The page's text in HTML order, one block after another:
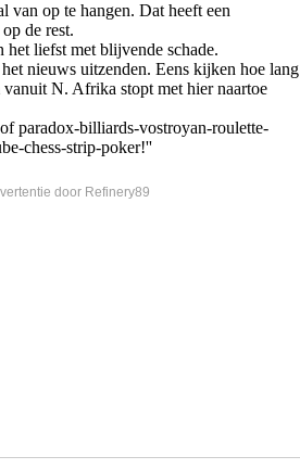
van op te hangen. Dat heeft een
de rest.
liefst met blijvende schade.
nieuws uitzenden. Eens kijken hoe lang
vanuit N. Afrika stopt met hier naartoe
paradox-billiards-vostroyan-roulette-
chess-strip-poker!''
door Refinery89